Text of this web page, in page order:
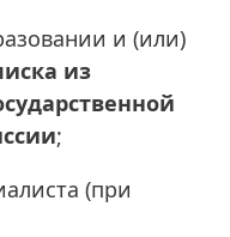
и (или)
из
;
(при